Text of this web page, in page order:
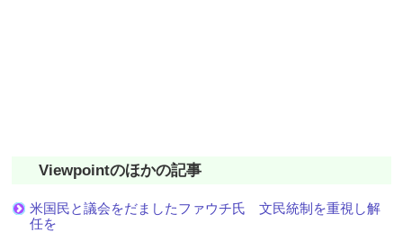
Viewpointのほかの記事
米国民と議会をだましたファウチ氏 文民統制を重視し解
任を